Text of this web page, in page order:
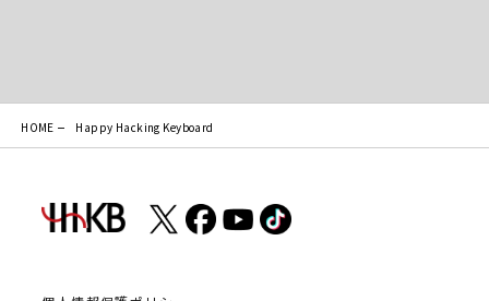
HOME Happy Hacking Keyboard